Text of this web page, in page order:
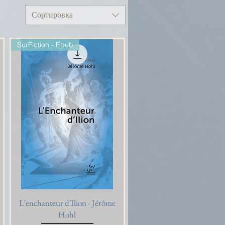
Сортировка
Быстрый просмотр
SurFiction - Epub
L'enchanteur d'Ilion - Jérôme
Hohl